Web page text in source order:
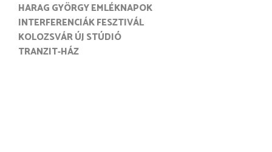
HARAG GYÖRGY EMLÉKNAPOK
INTERFERENCIÁK FESZTIVÁL
KOLOZSVÁR ÚJ STÚDIÓ
TRANZIT-HÁZ